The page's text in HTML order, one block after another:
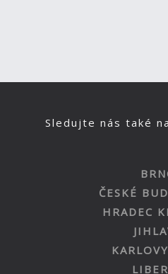
Sledujte nás také na
ČESKÉ
HRADEC